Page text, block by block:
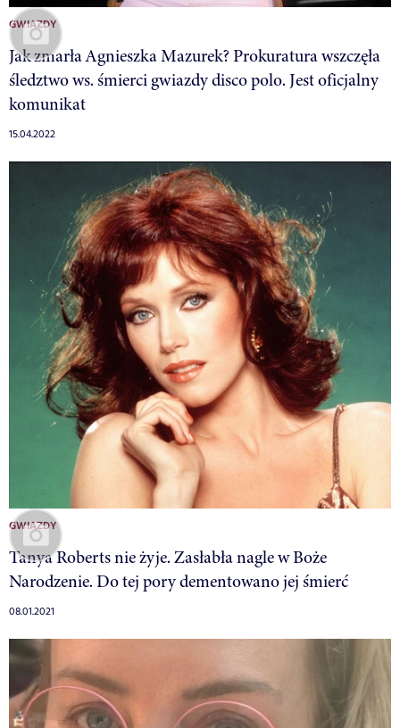
GWIAZDY
Jak zmarła Agnieszka Mazurek? Prokuratura wszczęła
śledztwo ws. śmierci gwiazdy disco polo. Jest oficjalny
komunikat
15.04.2022
GWIAZDY
Tanya Roberts nie żyje. Zasłabła nagle w Boże
Narodzenie. Do tej pory dementowano jej śmierć
08.01.2021